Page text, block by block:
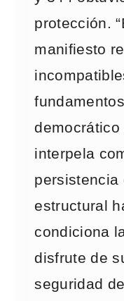
protección.
manifiesto
interpela
persistencia
estructural
condiciona
disfrute de
seguridad